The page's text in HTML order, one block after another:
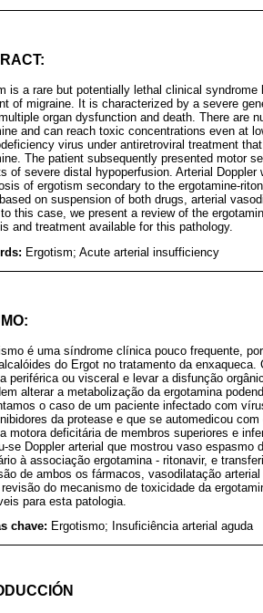
is a rare but potentially lethal clinical
of migraine. It is characterized by a severe
organ dysfunction and death. There are
and can reach toxic concentrations even at
virus under antiretroviral treatment
The patient subsequently presented motor
of severe distal hypoperfusion. Arterial
of ergotism secondary to the ergotamine-
on suspension of both drugs, arterial
this case, we present a review of the
and treatment available for this pathology.
Ergotism; Acute arterial insufficiency
é uma síndrome clínica pouco frequente,
do Ergot no tratamento da
periférica ou visceral e levar a disfunção
alterar a metabolização da ergotamina
o caso de um paciente infectado com
da protease e que se automedicou
motora deficitária de membros superiores e
se Doppler arterial que mostrou vaso
à associação ergotamina - ritonavir, e
de ambos os fármacos, vasodilatação
do mecanismo de toxicidade da
para esta patologia.
chave: Ergotismo; Insuficiência arterial aguda